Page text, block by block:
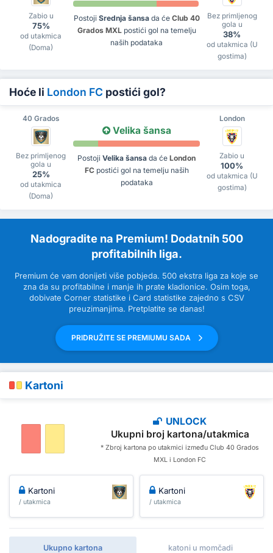
Zabio u
75%
od utakmica
(Doma)
Postoji Srednja šansada će Club 40
Grados MXLpostići gol na temelju
naših podataka
Bez primljenog
gola u
38%
od utakmica (U
gostima)
Hoće li London FC postići gol?
40 Grados London
Bez primljenog
gola u
25%
od utakmica
(Doma)
Velika šansa
Postoji Velika šansa da će London
FCpostići gol na temelju naših
podataka
Zabio u
100%
od utakmica (U
gostima)
Nadogradite na Premium! Dodatnih 500
profitabilnih liga.
Premium će vam donijeti više pobjeda. 500 ekstra liga za koje se
zna da su profitabilne i manje ih prate kladionice. Osim toga,
dobivate Corner statistike i Card statistike zajedno s CSV
preuzimanjima. Pretplatite se danas!
PRIDRUŽITE SE PREMIUMU SADA
Kartoni
UNLOCK
Ukupni broj kartona/utakmica
* Zbroj kartona po utakmici između Club 40 Grados
MXL i London FC
Kartoni
/ utakmica
Kartoni
/ utakmica
Ukupno kartona katoni u momčadi